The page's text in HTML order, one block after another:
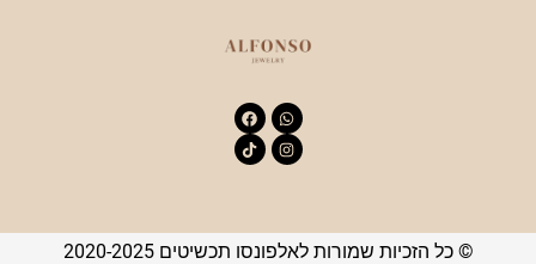
© כל הזכיות שמורות לאלפונסו תכשיטים 2020-2025